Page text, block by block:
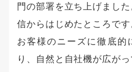
門の部署を立ち上げまし
信からはじめたところです
お客様のニーズに徹底的
り、自然と自社機が広がっ